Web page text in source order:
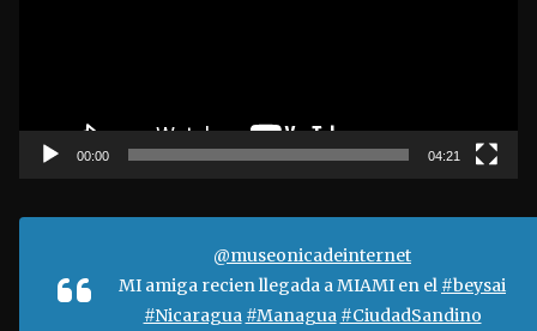
00:00 04:21
@museonicadeinternet
MI amiga recien llegada a MIAMI en el #beysai
#Nicaragua #Managua #CiudadSandino